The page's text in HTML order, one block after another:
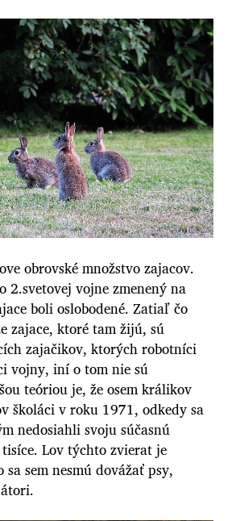
obrovské množstvo zajacov.
2.svetovej vojne zmenený na
boli oslobodené. Zatiaľ čo
zajace, ktoré tam žijú, sú
zajačikov, ktorých robotníci
vojny, iní o tom nie sú
teóriou je, že osem králikov
školáci v roku 1971, odkedy sa
nedosiahli svoju súčasnú
Lov týchto zvierat je
sem nesmú dovážať psy,